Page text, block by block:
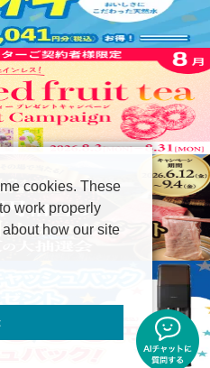
cookies. These
work properly
how our site